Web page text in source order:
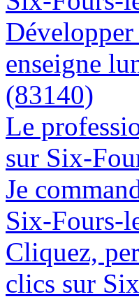
enseigne
(83140)
Le
sur Six-
Je
Six-Fours-
Cliquez,
clics sur